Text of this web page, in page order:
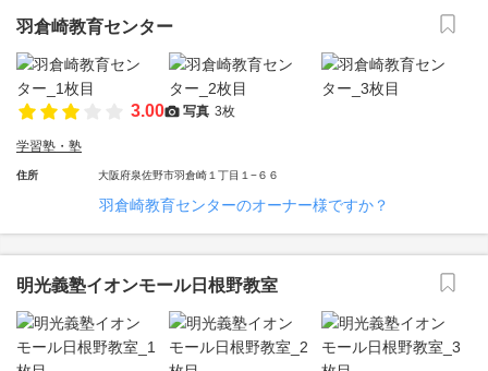
羽倉崎教育センター
3.00 写真 3枚
学習塾・塾
住所 大阪府泉佐野市羽倉崎１丁目１−６６
羽倉崎教育センターのオーナー様ですか？
明光義塾イオンモール日根野教室